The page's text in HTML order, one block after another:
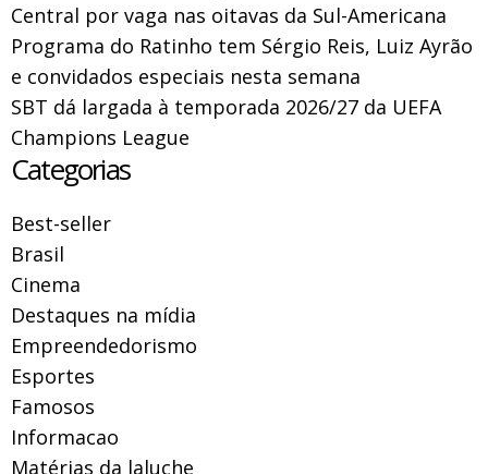
Central por vaga nas oitavas da Sul-Americana
Programa do Ratinho tem Sérgio Reis, Luiz Ayrão
e convidados especiais nesta semana
SBT dá largada à temporada 2026/27 da UEFA
Champions League
Categorias
Best-seller
Brasil
Cinema
Destaques na mídia
Empreendedorismo
Esportes
Famosos
Informacao
Matérias da laluche